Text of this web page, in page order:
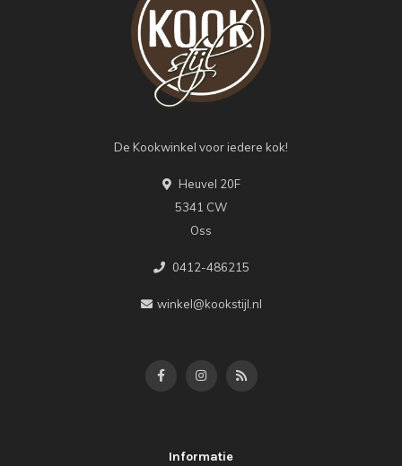
De Kookwinkel voor iedere kok!
Heuvel 20F
5341 CW
Oss
0412-486215
winkel@kookstijl.nl
Informatie